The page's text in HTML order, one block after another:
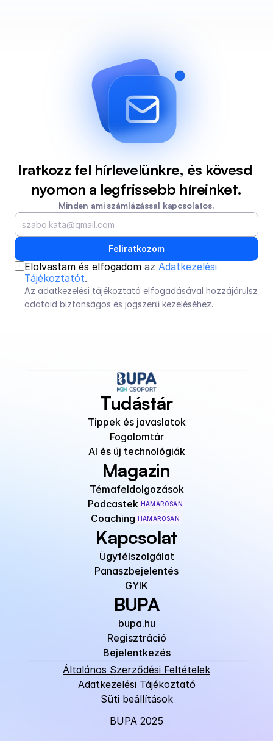
Iratkozz fel hírlevelünkre, és kövesd
nyomon a legfrissebb híreinket.
Minden ami számlázással kapcsolatos.
Feliratkozom
Elolvastam és elfogadom az Adatkezelési
Tájékoztatót.
Az adatkezelési tájékoztató elfogadásával hozzájárulsz
adataid biztonságos és jogszerű kezeléséhez.
Tudástár
Tippek és javaslatok
Fogalomtár
AI és új technológiák
Magazin
Témafeldolgozások
Podcastek HAMAROSAN
Coaching HAMAROSAN
Kapcsolat
Ügyfélszolgálat
Panaszbejelentés
GYIK
BUPA
bupa.hu
Regisztráció
Bejelentkezés
BUPA 2025
Általános Szerződési Feltételek
Adatkezelési Tájékoztató
Süti beállítások